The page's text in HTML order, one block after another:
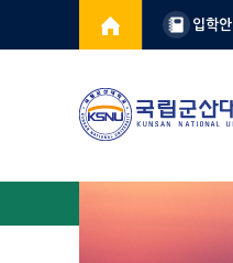
입학안